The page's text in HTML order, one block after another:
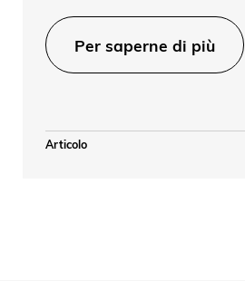
Per saperne di più
Articolo